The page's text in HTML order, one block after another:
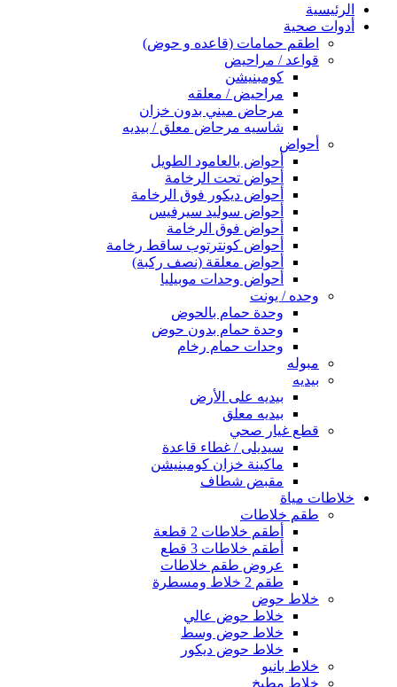
الرئيسية
أدوات صحية
اطقم حمامات (قاعده و حوض)
قواعد / مراحيض
كومبنيشن
مراحيض / معلقه
مرحاض ميني بدون خزان
شاسيه مرحاض معلق / بيديه
أحواض
أحواض بالعامود الطويل
أحواض تحت الرخامة
أحواض ديكور فوق الرخامة
أحواض سوليد سيرفيس
أحواض فوق الرخامة
أحواض كونترتوب ساقط رخامة
أحواض معلقة (نصف ركبة)
أحواض وحدات موبيليا
وحده / يونت
وحدة حمام بالحوض
وحدة حمام بدون حوض
وحدات حمام رخام
مبوله
بيديه
بيديه على الأرض
بيديه معلق
قطع غيار صحي
سيديلى / غطاء قاعدة
ماكينة خزان كومبنيشن
مقبض شطاف
خلاطات مياة
طقم خلاطات
أطقم خلاطات 2 قطعة
أطقم خلاطات 3 قطع
عروض طقم خلاطات
طقم 2 خلاط ومسطرة
خلاط حوض
خلاط حوض عالي
خلاط حوض وسط
خلاط حوض ديكور
خلاط بانيو
خلاط مطبخ